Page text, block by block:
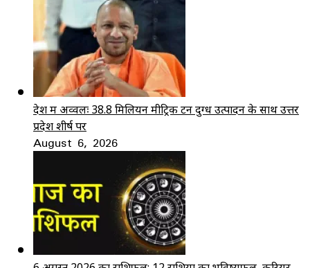
देश में अव्वलः 38.8 मिलियन मीट्रिक टन दुग्ध उत्पादन के साथ उत्तर
प्रदेश शीर्ष पर
August 6, 2026